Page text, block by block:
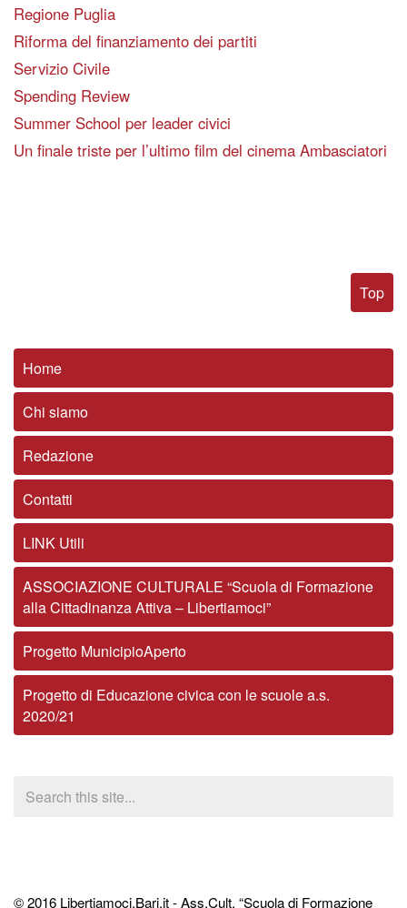
Regione Puglia
Riforma del finanziamento dei partiti
Servizio Civile
Spending Review
Summer School per leader civici
Un finale triste per l’ultimo film del cinema Ambasciatori
Top
Home
Chi siamo
Redazione
Contatti
LINK Utili
ASSOCIAZIONE CULTURALE “Scuola di Formazione
alla Cittadinanza Attiva – Libertiamoci”
Progetto MunicipioAperto
Progetto di Educazione civica con le scuole a.s.
2020/21
© 2016 Libertiamoci.Bari.it - Ass.Cult. “Scuola di Formazione